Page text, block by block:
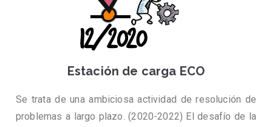
Estación de carga ECO
Se trata de una ambiciosa actividad de resolución de
problemas a largo plazo. (2020-2022) El desafío de la